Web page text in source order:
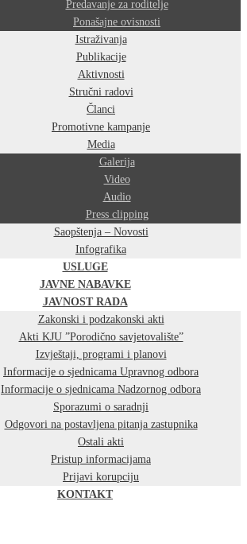
Predavanje za roditelje
Ponašajne ovisnosti
Istraživanja
Publikacije
Aktivnosti
Stručni radovi
Članci
Promotivne kampanje
Media
Galerija
Video
Audio
Press clipping
Saopštenja – Novosti
Infografika
USLUGE
JAVNE NABAVKE
JAVNOST RADA
Zakonski i podzakonski akti
Akti KJU ”Porodično savjetovalište”
Izvještaji, programi i planovi
Informacije o sjednicama Upravnog odbora
Informacije o sjednicama Nadzornog odbora
Sporazumi o saradnji
Odgovori na postavljena pitanja zastupnika
Ostali akti
Pristup informacijama
Prijavi korupciju
KONTAKT